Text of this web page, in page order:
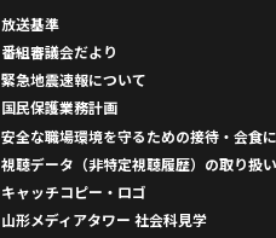
放送基準
番組審議会だより
緊急地震速報について
国民保護業務計画
安全な職場環境を守るための接待・会食
視聴データ（非特定視聴履歴）の取り扱
キャッチコピー・ロゴ
山形メディアタワー 社会科見学